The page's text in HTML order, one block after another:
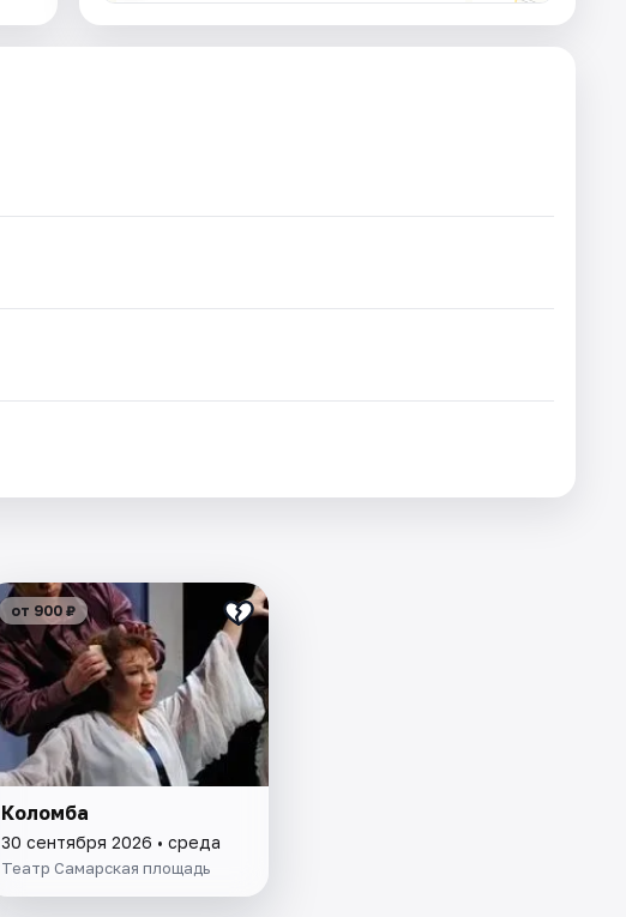
от 900 ₽
Коломба
30 сентября 2026 • среда
Театр Самарская площадь